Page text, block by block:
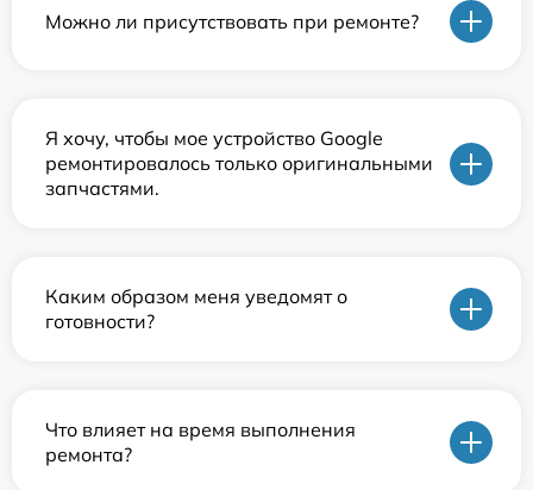
Можно ли присутствовать при ремонте?
Я хочу, чтобы мое устройство Google
ремонтировалось только оригинальными
запчастями.
Каким образом меня уведомят о
готовности?
Что влияет на время выполнения
ремонта?